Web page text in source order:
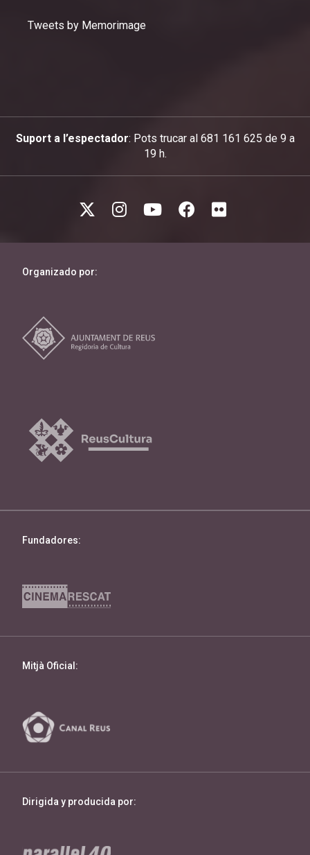
Tweets by Memorimage
Suport a l’espectador: Pots trucar al 681 161 625 de 9 a
19 h.
Organizado por:
Fundadores:
Mitjà Oficial:
Dirigida y producida por: